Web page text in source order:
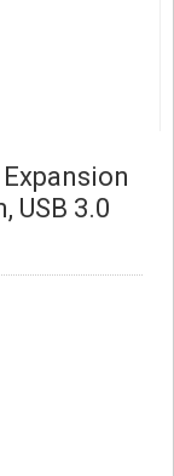
USB 3.0